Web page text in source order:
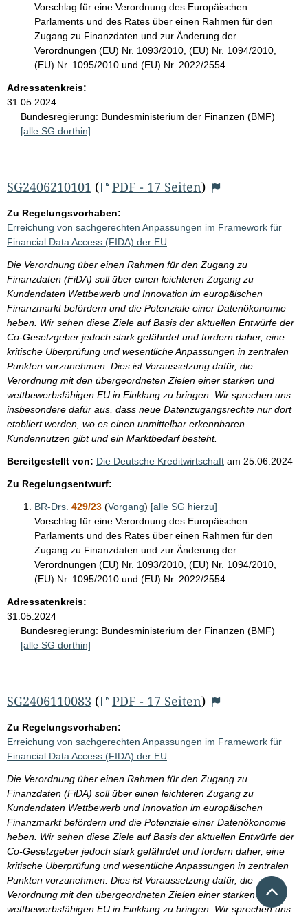
Vorschlag für eine Verordnung des Europäischen
Parlaments und des Rates über einen Rahmen für den
Zugang zu Finanzdaten und zur Änderung der
Verordnungen (EU) Nr. 1093/2010, (EU) Nr. 1094/2010,
(EU) Nr. 1095/2010 und (EU) Nr. 2022/2554
Adressatenkreis:
31.05.2024
Bundesregierung: Bundesministerium der Finanzen (BMF)
[alle SG dorthin]
SG2406210101 ( PDF - 17 Seiten)
Zu Regelungsvorhaben:
Erreichung von sachgerechten Anpassungen im Framework für
Financial Data Access (FIDA) der EU
Die Verordnung über einen Rahmen für den Zugang zu
Finanzdaten (FiDA) soll über einen leichteren Zugang zu
Kundendaten Wettbewerb und Innovation im europäischen
Finanzmarkt befördern und die Potenziale einer Datenökonomie
heben. Wir sehen diese Ziele auf Basis der aktuellen Entwürfe der
Co-Gesetzgeber jedoch stark gefährdet und fordern daher, eine
kritische Überprüfung und wesentliche Anpassungen in zentralen
Punkten vorzunehmen. Dies ist Voraussetzung dafür, die
Verordnung mit den übergeordneten Zielen einer starken und
wettbewerbsfähigen EU in Einklang zu bringen. Wir sprechen uns
insbesondere dafür aus, dass neue Datenzugangsrechte nur dort
etabliert werden, wo es einen unmittelbar erkennbaren
Kundennutzen gibt und ein Marktbedarf besteht.
Bereitgestellt von: Die Deutsche Kreditwirtschaft am 25.06.2024
Zu Regelungsentwurf:
BR-Drs. 429/23 (Vorgang) [alle SG hierzu]
Vorschlag für eine Verordnung des Europäischen
Parlaments und des Rates über einen Rahmen für den
Zugang zu Finanzdaten und zur Änderung der
Verordnungen (EU) Nr. 1093/2010, (EU) Nr. 1094/2010,
(EU) Nr. 1095/2010 und (EU) Nr. 2022/2554
Adressatenkreis:
31.05.2024
Bundesregierung: Bundesministerium der Finanzen (BMF)
[alle SG dorthin]
SG2406110083 ( PDF - 17 Seiten)
Zu Regelungsvorhaben:
Erreichung von sachgerechten Anpassungen im Framework für
Financial Data Access (FIDA) der EU
Die Verordnung über einen Rahmen für den Zugang zu
Finanzdaten (FiDA) soll über einen leichteren Zugang zu
Kundendaten Wettbewerb und Innovation im europäischen
Finanzmarkt befördern und die Potenziale einer Datenökonomie
heben. Wir sehen diese Ziele auf Basis der aktuellen Entwürfe der
Co-Gesetzgeber jedoch stark gefährdet und fordern daher, eine
kritische Überprüfung und wesentliche Anpassungen in zentralen
Punkten vorzunehmen. Dies ist Voraussetzung dafür, die
Verordnung mit den übergeordneten Zielen einer starken und
wettbewerbsfähigen EU in Einklang zu bringen. Wir sprechen uns